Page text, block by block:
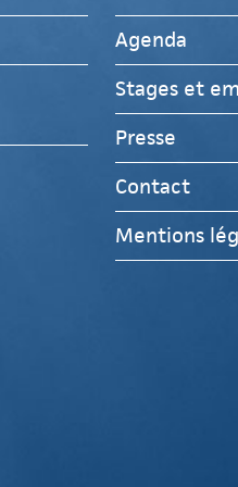
Agenda
Stages et
Presse
Contact
Mentions